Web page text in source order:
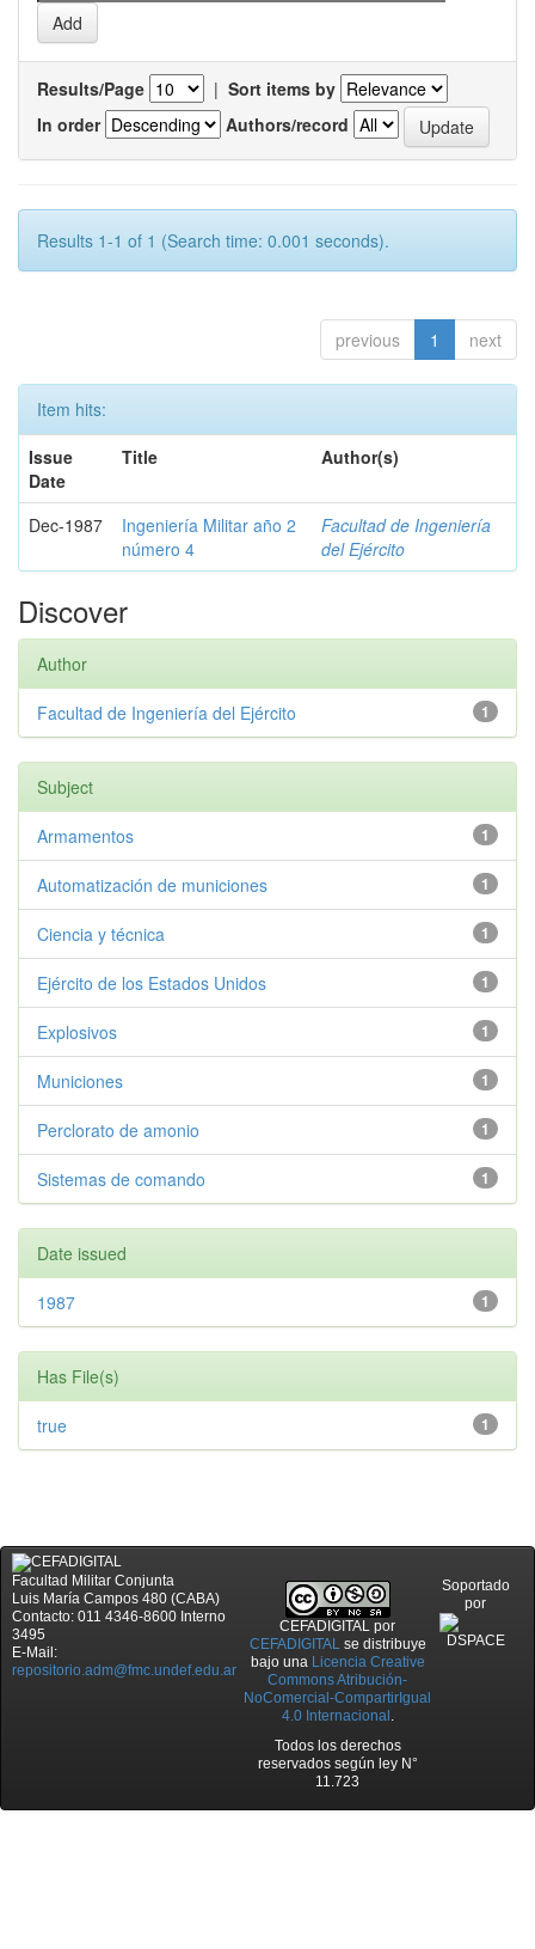
Results/Page | Sort items by
In order
Authors/record
Results 1-1 of 1 (Search time: 0.001 seconds).
previous 1 next
Item hits:
Issue
Date
Title Author(s)
Dec-1987
Ingeniería Militar año 2
número 4
Facultad de Ingeniería
del Ejército
Discover
Author
1
Facultad de Ingeniería del Ejército
Subject
1
Armamentos
1
Automatización de municiones
1
Ciencia y técnica
1
Ejército de los Estados Unidos
1
Explosivos
1
Municiones
1
Perclorato de amonio
1
Sistemas de comando
Date issued
1
1987
Has File(s)
1
true
Facultad Militar Conjunta
Luis María Campos 480 (CABA)
Contacto: 011 4346-8600 Interno
3495
E-Mail:
repositorio.adm@fmc.undef.edu.ar
CEFADIGITAL por
CEFADIGITALse distribuye
bajo una Licencia Creative
Commons Atribución-
NoComercial-CompartirIgual
4.0 Internacional .
Todos los derechos
reservados según ley N°
11.723
Soportado
por